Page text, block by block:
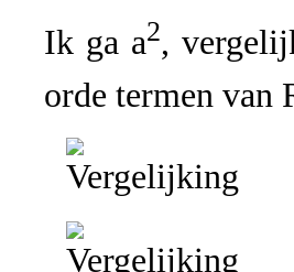
Ik ga a2,
orde termen van